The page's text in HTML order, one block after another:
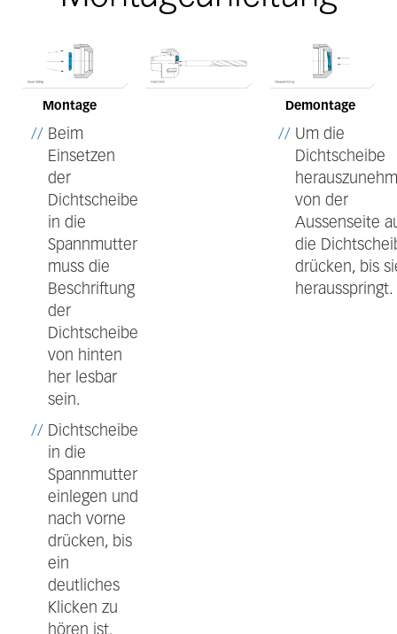
Montage
Beim
Einsetzen
der
Dichtscheibe
in die
Spannmutter
muss die
Beschriftung
der
Dichtscheibe
von hinten
her lesbar
sein.
Dichtscheibe
in die
Spannmutter
einlegen und
nach vorne
drücken, bis
ein
deutliches
Klicken zu
hören ist.
Demontage
Um die
Dichtscheibe
von der
Aussenseite
die
drücken, bis
herausspringt.